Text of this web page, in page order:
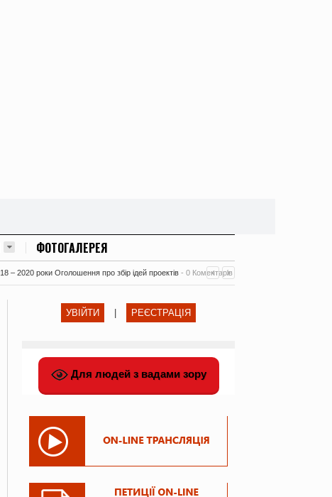
ФОТОГАЛЕРЕЯ
– 2020 роки Оголошення про збір ідей проектів - 0 Коментарів
УВІЙТИ РЕЄСТРАЦІЯ
Для людей з вадами зору